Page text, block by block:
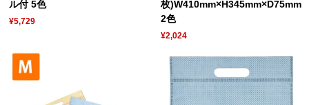
ル付 5色
¥5,729
枚)W410mm×H345mm×D75mm
2色
¥2,024